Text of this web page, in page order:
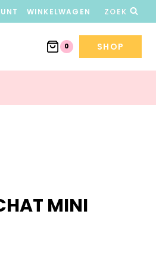
WINKELWAGEN ZOEK
0 SHOP
MINI